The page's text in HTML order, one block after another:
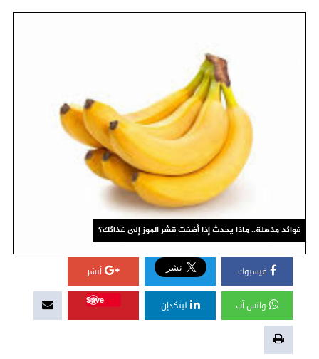
فوائد مذهلة.. ماذا يحدث إذا أضفت قشر الموز إلى غذائك؟
فيسبوك أنشر
واتس آب لينكدإن
Save